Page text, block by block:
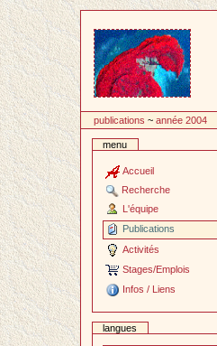
contenu
publications ~année 2004
menu
Accueil
Recherche
L'équipe
Publications
Activités
Stages/Emplois
Infos / Liens
langues